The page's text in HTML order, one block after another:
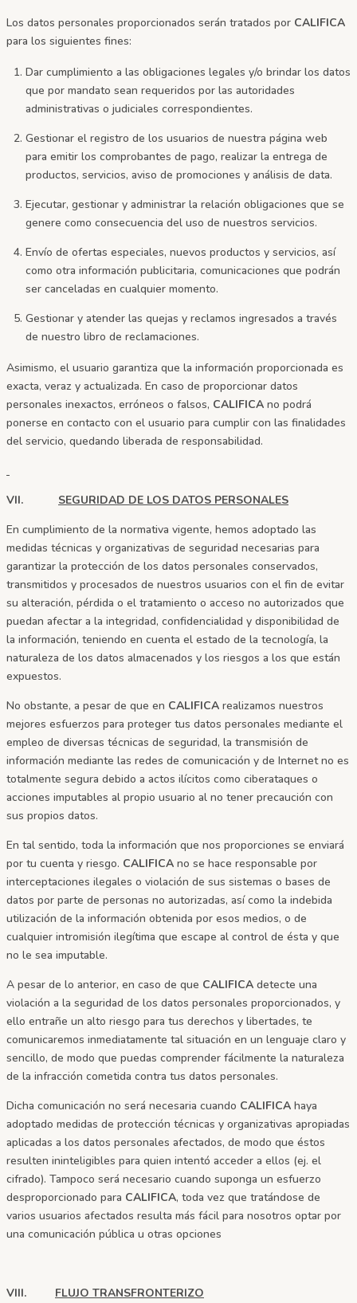
Los datos personales proporcionados serán tratados por CALIFICA
para los siguientes fines:
Dar cumplimiento a las obligaciones legales y/o brindar los datos
que por mandato sean requeridos por las autoridades
administrativas o judiciales correspondientes.
Gestionar el registro de los usuarios de nuestra página web
para emitir los comprobantes de pago, realizar la entrega de
productos, servicios, aviso de promociones y análisis de data.
Ejecutar, gestionar y administrar la relación obligaciones que se
genere como consecuencia del uso de nuestros servicios.
Envío de ofertas especiales, nuevos productos y servicios, así
como otra información publicitaria, comunicaciones que podrán
ser canceladas en cualquier momento.
Gestionar y atender las quejas y reclamos ingresados a través
de nuestro libro de reclamaciones.
Asimismo, el usuario garantiza que la información proporcionada es
exacta, veraz y actualizada. En caso de proporcionar datos
personales inexactos, erróneos o falsos, CALIFICA no podrá
ponerse en contacto con el usuario para cumplir con las finalidades
del servicio, quedando liberada de responsabilidad.
VII. SEGURIDAD DE LOS DATOS PERSONALES
En cumplimiento de la normativa vigente, hemos adoptado las
medidas técnicas y organizativas de seguridad necesarias para
garantizar la protección de los datos personales conservados,
transmitidos y procesados de nuestros usuarios con el fin de evitar
su alteración, pérdida o el tratamiento o acceso no autorizados que
puedan afectar a la integridad, confidencialidad y disponibilidad de
la información, teniendo en cuenta el estado de la tecnología, la
naturaleza de los datos almacenados y los riesgos a los que están
expuestos.
No obstante, a pesar de que en CALIFICA realizamos nuestros
mejores esfuerzos para proteger tus datos personales mediante el
empleo de diversas técnicas de seguridad, la transmisión de
información mediante las redes de comunicación y de Internet no es
totalmente segura debido a actos ilícitos como ciberataques o
acciones imputables al propio usuario al no tener precaución con
sus propios datos.
En tal sentido, toda la información que nos proporciones se enviará
por tu cuenta y riesgo. CALIFICA no se hace responsable por
interceptaciones ilegales o violación de sus sistemas o bases de
datos por parte de personas no autorizadas, así como la indebida
utilización de la información obtenida por esos medios, o de
cualquier intromisión ilegítima que escape al control de ésta y que
no le sea imputable.
A pesar de lo anterior, en caso de que CALIFICA detecte una
violación a la seguridad de los datos personales proporcionados, y
ello entrañe un alto riesgo para tus derechos y libertades, te
comunicaremos inmediatamente tal situación en un lenguaje claro y
sencillo, de modo que puedas comprender fácilmente la naturaleza
de la infracción cometida contra tus datos personales.
Dicha comunicación no será necesaria cuando CALIFICA haya
adoptado medidas de protección técnicas y organizativas apropiadas
aplicadas a los datos personales afectados, de modo que éstos
resulten ininteligibles para quien intentó acceder a ellos (ej. el
cifrado). Tampoco será necesario cuando suponga un esfuerzo
desproporcionado para CALIFICA, toda vez que tratándose de
varios usuarios afectados resulta más fácil para nosotros optar por
una comunicación pública u otras opciones
VIII. FLUJO TRANSFRONTERIZO